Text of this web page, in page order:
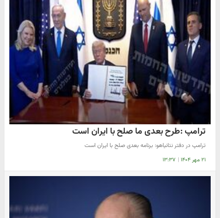
ترامپ :طرح بعدی ما صلح با ایران است
ترامپ در دفتر نتانیاهو: برنامه بعدی صلح با ایران است
۲۱ مهر ۱۴۰۴ | ۱۳:۳۷